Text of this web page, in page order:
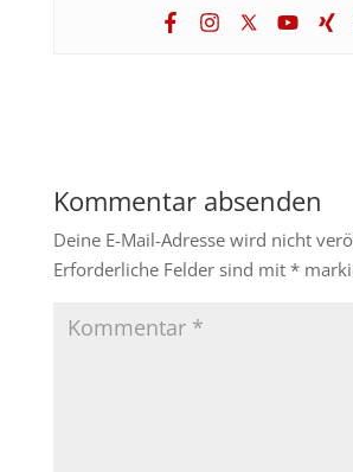
Kommentar absenden
Deine E-Mail-Adresse wird nicht
Erforderliche Felder sind mit *